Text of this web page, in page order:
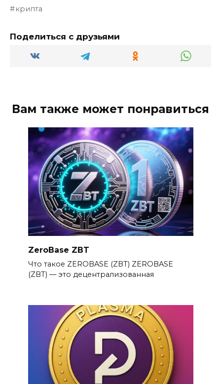
крипта
Поделиться с друзьями
Вам также может понравиться
ZeroBase ZBT
Что такое ZEROBASE (ZBT) ZEROBASE
(ZBT) — это децентрализованная